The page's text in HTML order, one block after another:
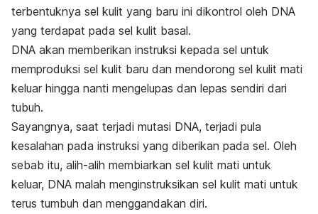
terbentuknya sel kulit yang baru ini dikontrol oleh DNA
yang terdapat pada sel kulit basal.
DNA akan memberikan instruksi kepada sel untuk
memproduksi sel kulit baru dan mendorong sel kulit mati
keluar hingga nanti mengelupas dan lepas sendiri dari
tubuh.
Sayangnya, saat terjadi mutasi DNA, terjadi pula
kesalahan pada instruksi yang diberikan pada sel. Oleh
sebab itu, alih-alih membiarkan sel kulit mati untuk
keluar, DNA malah menginstruksikan sel kulit mati untuk
terus tumbuh dan menggandakan diri.